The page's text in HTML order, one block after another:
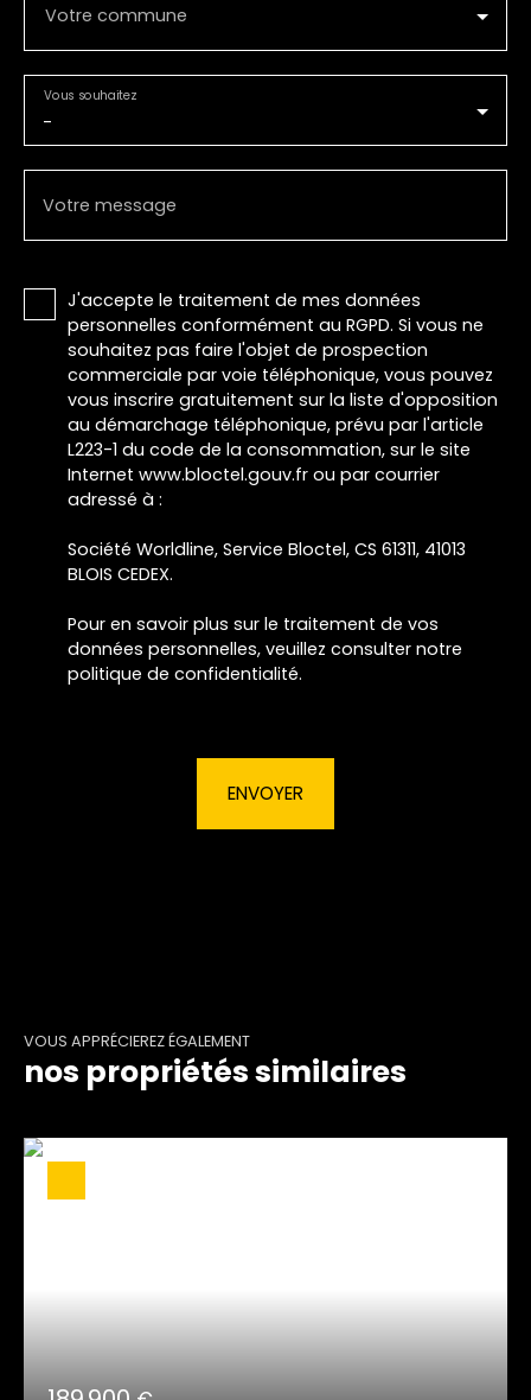
Votre commune
-
Vous souhaitez
Votre message
J'accepte le traitement de mes données
personnelles conformément au RGPD. Si vous ne
souhaitez pas faire l'objet de prospection
commerciale par voie téléphonique, vous pouvez
vous inscrire gratuitement sur la liste d'opposition
au démarchage téléphonique, prévu par l'article
L223-1 du code de la consommation, sur le site
Internet www.bloctel.gouv.fr ou par courrier
adressé à :
Société Worldline, Service Bloctel, CS 61311, 41013
BLOIS CEDEX.
Pour en savoir plus sur le traitement de vos
données personnelles, veuillez consulter notre
politique de confidentialité.
ENVOYER
VOUS APPRÉCIEREZ ÉGALEMENT
nos propriétés similaires